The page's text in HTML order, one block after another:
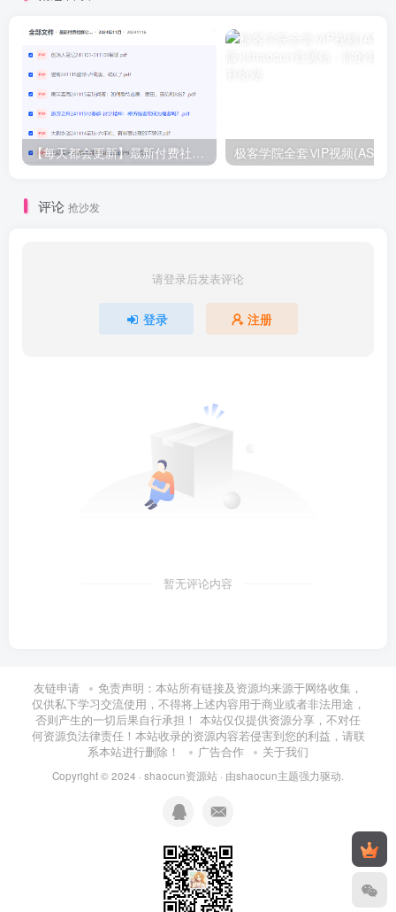
【每天都会更新】最新付费社群公众号文章 极客学院全套ⅥP视频(AS版)
评论 抢沙发
请登录后发表评论
登录 注册
暂无评论内容
友链申请
免责声明：本站所有链接及资源均来源于网络收集，
仅供私下学习交流使用，不得将上述内容用于商业或者非法用途，
否则产生的一切后果自行承担！ 本站仅仅提供资源分享，不对任
何资源负法律责任！本站收录的资源内容若侵害到您的利益，请联
系本站进行删除！
广告合作 关于我们
Copyright © 2024 · shaocun资源站 · 由shaocun主题强力驱动.